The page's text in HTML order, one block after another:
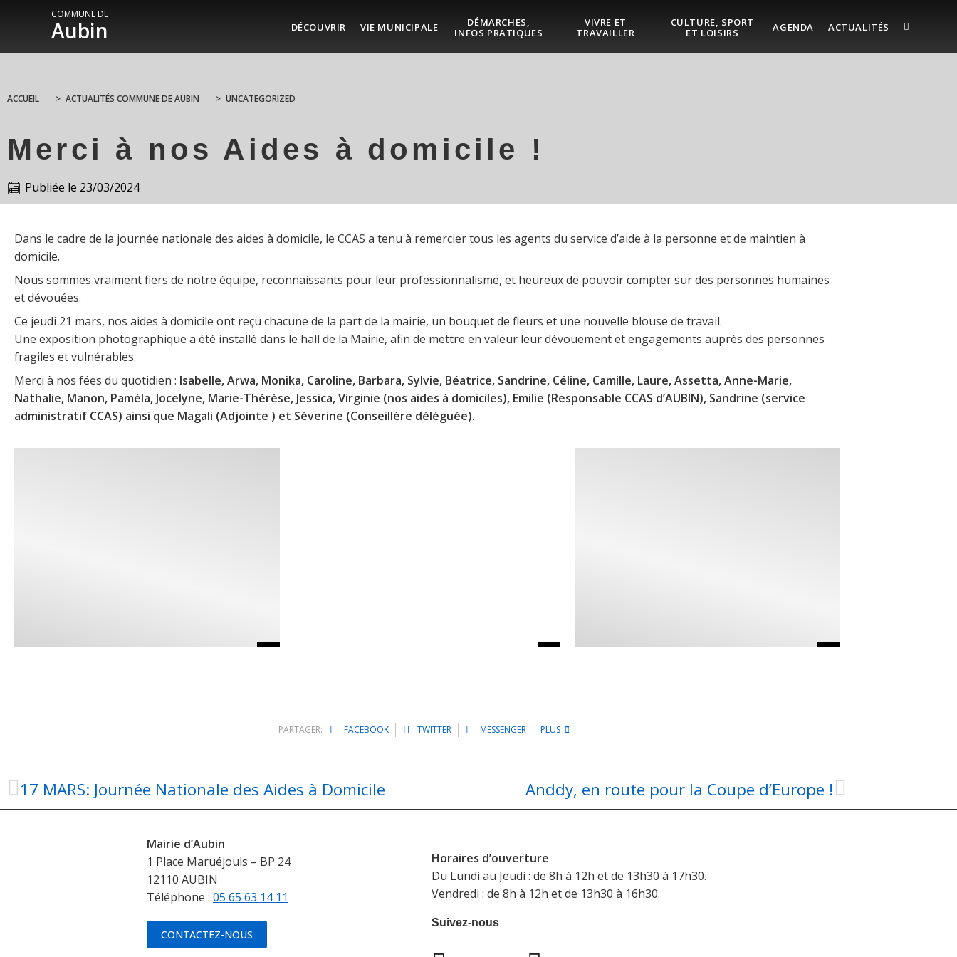
COMMUNE DE
Aubin DÉCOUVRIR VIE MUNICIPALE
DÉMARCHES,
INFOS PRATIQUES
VIVRE ET
TRAVAILLER
CULTURE, SPORT
ET LOISIRS
AGENDA ACTUALITÉS
ACCUEIL > ACTUALITÉS COMMUNE DE AUBIN > UNCATEGORIZED
Merci à nos Aides à domicile !
Publiée le 23/03/2024
Dans le cadre de la journée nationale des aides à domicile, le CCAS a tenu à remercier tous les agents du service d’aide à la personne et de maintien à
domicile.
Nous sommes vraiment fiers de notre équipe, reconnaissants pour leur professionnalisme, et heureux de pouvoir compter sur des personnes humaines
et dévouées.
Ce jeudi 21 mars, nos aides à domicile ont reçu chacune de la part de la mairie, un bouquet de fleurs et une nouvelle blouse de travail.
Une exposition photographique a été installé dans le hall de la Mairie, afin de mettre en valeur leur dévouement et engagements auprès des personnes
fragiles et vulnérables.
Merci à nos fées du quotidien : Isabelle, Arwa, Monika, Caroline, Barbara, Sylvie, Béatrice, Sandrine, Céline, Camille, Laure, Assetta, Anne-Marie,
Nathalie, Manon, Paméla, Jocelyne, Marie-Thérèse, Jessica, Virginie (nos aides à domiciles), Emilie (Responsable CCAS d’AUBIN), Sandrine (service
administratif CCAS) ainsi que Magali (Adjointe ) et Séverine (Conseillère déléguée).
PARTAGER: FACEBOOK TWITTER MESSENGER PLUS
17 MARS: Journée Nationale des Aides à Domicile Anddy, en route pour la Coupe d’Europe !
Mairie d’Aubin
1 Place Maruéjouls – BP 24
12110 AUBIN
Téléphone : 05 65 63 14 11
CONTACTEZ-NOUS
Horaires d’ouverture
Du Lundi au Jeudi : de 8h à 12h et de 13h30 à 17h30.
Vendredi : de 8h à 12h et de 13h30 à 16h30.
Suivez-nous